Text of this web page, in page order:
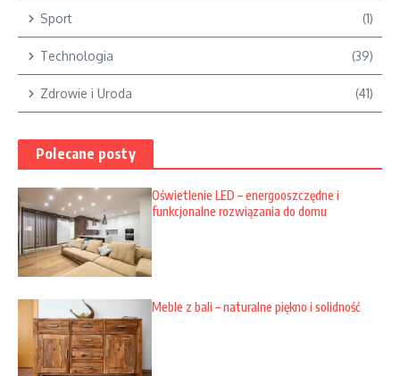
Sport (1)
Technologia (39)
Zdrowie i Uroda (41)
Polecane posty
Oświetlenie LED – energooszczędne i
funkcjonalne rozwiązania do domu
Meble z bali – naturalne piękno i solidność